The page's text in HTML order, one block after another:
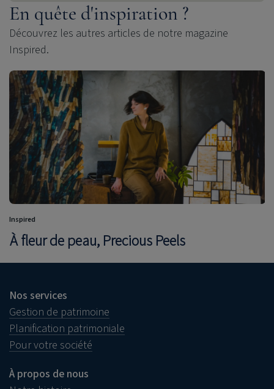
En quête d'inspiration ?
Découvrez les autres articles de notre magazine
Inspired.
Inspired
À fleur de peau, Precious Peels
Nos services
Gestion de patrimoine
Planification patrimoniale
Pour votre société
À propos de nous